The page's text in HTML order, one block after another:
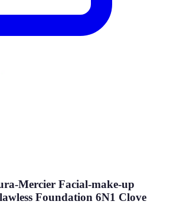
Mercier Facial-make-up
Foundation 6N1 Clove